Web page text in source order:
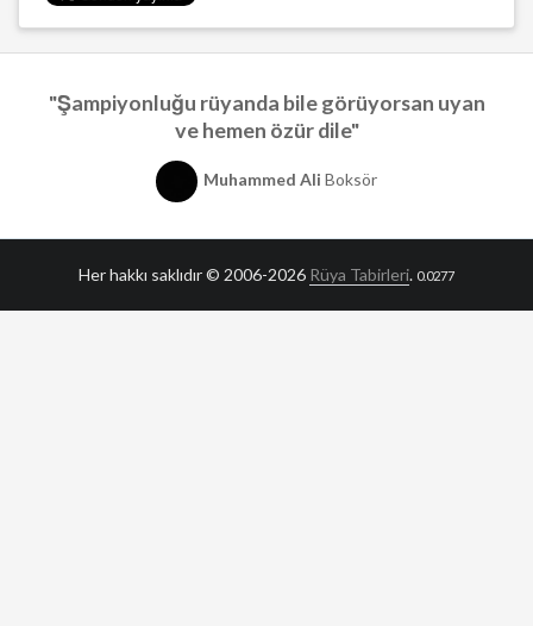
"Şampiyonluğu rüyanda bile görüyorsan uyan
ve hemen özür dile"
Muhammed Ali Boksör
Her hakkı saklıdır © 2006-2026 Rüya Tabirleri. 0.0277